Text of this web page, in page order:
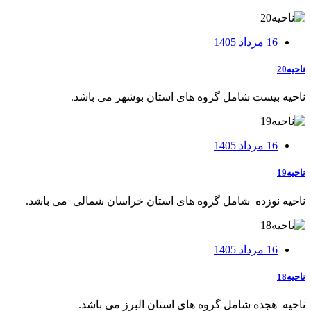
16 مرداد 1405
ناحیه20
ناحيه بيست شامل گروه های استان بوشهر می باشد.
16 مرداد 1405
ناحیه19
ناحيه نوزده شامل گروه های استان خراسان شمالی می باشد.
16 مرداد 1405
ناحیه18
ناحيه هجده شامل گروه های استان البرز می باشد.